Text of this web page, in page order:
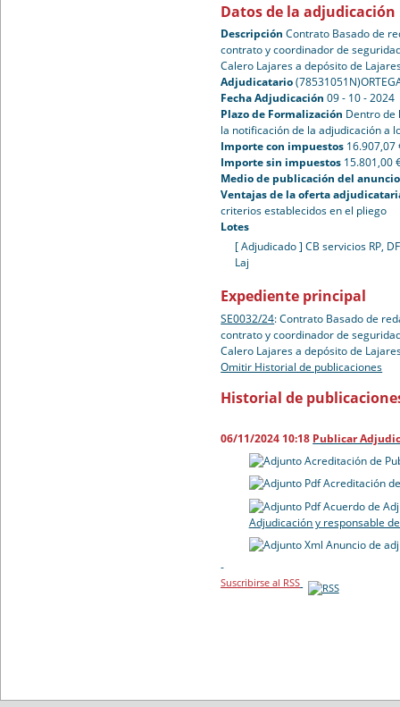
Datos de la adjudicación
Descripción Contrato Basado de
contrato y coordinador de
Calero Lajares a depósito de
Adjudicatario
Fecha Adjudicación 09 - 10 - 2024
Plazo de Formalización Dentro de
la notificación de la adjudicación a
Importe con impuestos 16.907,07
Importe sin impuestos 15.801,00
Medio de publicación del
Ventajas de la oferta
criterios establecidos en el pliego
Lotes
[ Adjudicado ] CB servicios RP,
Laj
Expediente principal
SE0032/24:Contrato Basado de
contrato y coordinador de
Calero Lajares a depósito de
Omitir Historial de publicaciones
Historial de
06/11/2024 10:18 Publicar
Acreditación de
Acreditación
Acuerdo de
Adjudicación y responsable
Anuncio de
-
Suscribirse al RSS